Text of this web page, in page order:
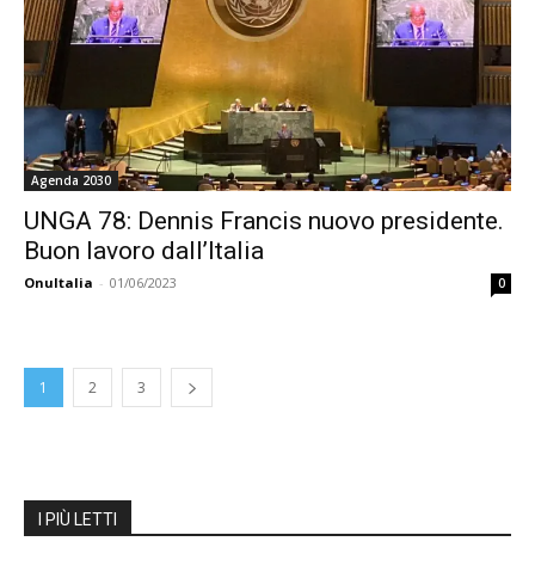
Agenda 2030
UNGA 78: Dennis Francis nuovo presidente.
Buon lavoro dall’Italia
OnuItalia - 01/06/2023 0
1 2 3
I PIÙ LETTI